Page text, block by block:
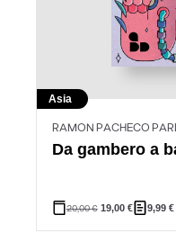
Asia
RAMON PACHECO
Da gambero a
20,00€ 19,00 € 9,99 €